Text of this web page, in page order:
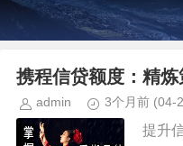
携程信贷额度：精
admin 3个月前 (04-
提升